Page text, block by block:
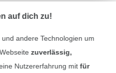
auf dich zu!
andere Technologien um
zuverlässig,
Nutzererfahrung mitfür